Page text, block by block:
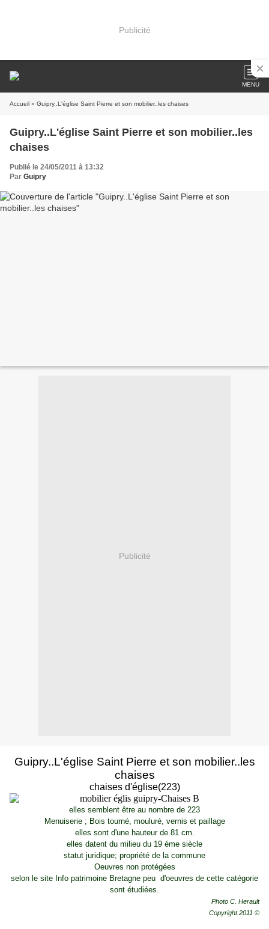
Publicité
MENU
Accueil » Guipry..L'église Saint Pierre et son mobilier..les chaises
Guipry..L'église Saint Pierre et son mobilier..les
chaises
Publié le 24/05/2011 à 13:32
Par Guipry
Publicité
Guipry..L'église Saint Pierre et son mobilier..les
chaises
chaises d'église(223)
elles semblent être au nombre de 223
Menuiserie ; Bois tourné, mouluré, vernis et paillage
elles sont d'une hauteur de 81 cm.
elles datent du milieu du 19 éme siècle
statut juridique; propriété de la commune
Oeuvres non protégées
selon le site Info patrimoine Bretagne peu d'oeuvres de cette catégorie
sont étudiées.
Photo C. Herault
Copyright.2011 ©